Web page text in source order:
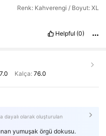
Renk: Kahverengi / Boyut: XL
Helpful (0)
Kalça: 76.0
dayalı olarak oluşturulan
yumuşak örgü dokusu.